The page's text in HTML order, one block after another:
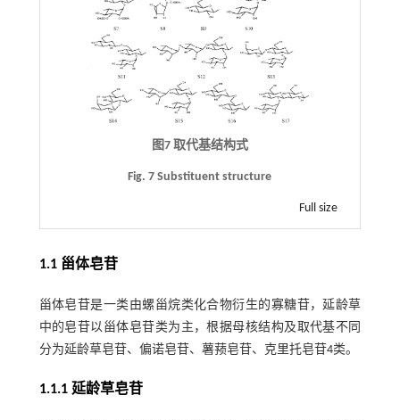
图7 取代基结构式
Fig. 7 Substituent structure
Full size
1.1 甾体皂苷
甾体皂苷是一类由螺甾烷类化合物衍生的寡糖苷，延龄草
中的皂苷以甾体皂苷类为主，根据母核结构及取代基不同
分为延龄草皂苷、偏诺皂苷、薯蓣皂苷、克里托皂苷4类。
1.1.1 延龄草皂苷